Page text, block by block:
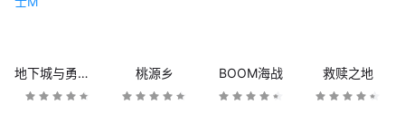
地下城与勇士M 桃源乡 BOOM海战 救赎之地